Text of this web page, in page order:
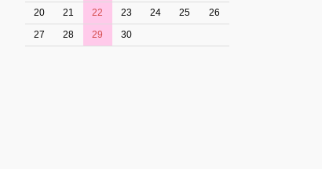
20
21 22 23 24 25
26
27
28 29 30